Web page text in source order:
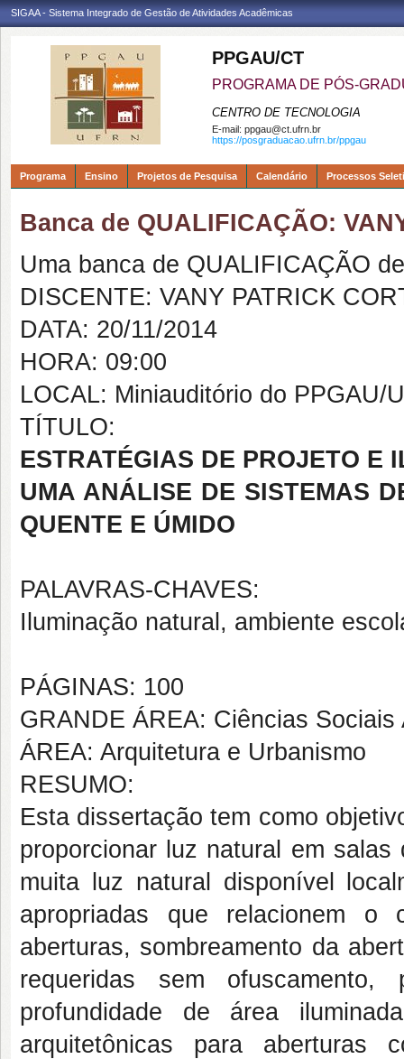
SIGAA - Sistema Integrado de Gestão de Atividades Acadêmicas
PPGAU/CT
PROGRAMA DE PÓS-
CENTRO DE TECNOLOGIA
E-mail: ppgau@ct.ufrn.br
https://posgraduacao.ufrn.br/ppgau
Programa Ensino Projetos de Pesquisa Calendário Processos
Banca de QUALIFICAÇÃO:
Uma banca de QUALIFICAÇÃO
DISCENTE: VANY PATRICK
DATA: 20/11/2014
HORA: 09:00
LOCAL: Miniauditório do PPGAU/
TÍTULO:
ESTRATÉGIAS DE PROJETO E
UMA ANÁLISE DE SISTEMAS
QUENTE E ÚMIDO
PALAVRAS-CHAVES:
Iluminação natural, ambiente
PÁGINAS: 100
GRANDE ÁREA: Ciências Sociais
ÁREA: Arquitetura e Urbanismo
RESUMO:
Esta dissertação tem como
proporcionar luz natural em
muita luz natural disponível
apropriadas que relacionem o
aberturas, sombreamento da
requeridas sem
profundidade de área
arquitetônicas para aberturas